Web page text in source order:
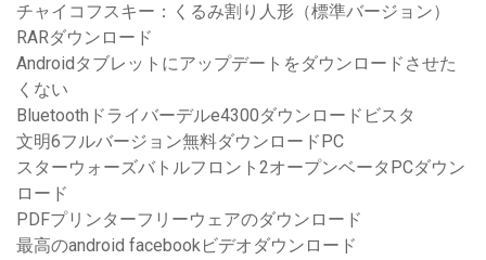
チャイコフスキー：くるみ割り人形（標準バージョン）
RARダウンロード
Androidタブレットにアップデートをダウンロードさせた
くない
Bluetoothドライバーデルe4300ダウンロードビスタ
文明6フルバージョン無料ダウンロードPC
スターウォーズバトルフロント2オープンベータPCダウン
ロード
PDFプリンターフリーウェアのダウンロード
最高のandroid facebookビデオダウンロード